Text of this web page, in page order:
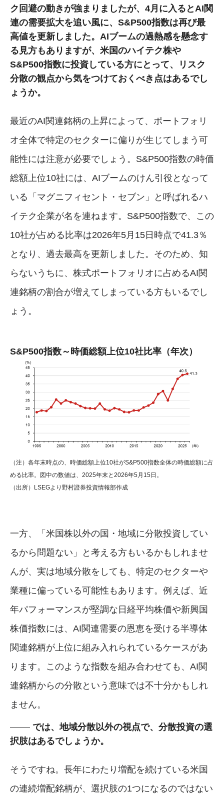
ク回避の動きが強まりましたが、4月に入るとAI関
連の需要拡大を追い風に、S&P500指数は再び最
高値を更新しました。AIブームの過熱感を懸念す
る見方もありますが、米国のハイテク株や
S&P500指数に投資している方にとって、リスク
分散の観点から気をつけておくべき点はあるでし
ょうか。
最近のAI関連銘柄の上昇によって、ポートフォリ
オ全体で特定のセクターに偏りが生じてしまう可
能性には注意が必要でしょう。S&P500指数の時価
総額上位10社には、AIブームのけん引役となって
いる「マグニフィセント・セブン」と呼ばれるハ
イテク企業が名を連ねます。S&P500指数で、この
10社が占める比率は2026年5月15日時点で41.3％
となり、過去最高を更新しました。そのため、知
らないうちに、株式ポートフォリオに占めるAI関
連銘柄の割合が増えてしまっている方もいるでし
ょう。
S&P500指数～時価総額上位10社比率（年次）
（注）各年末時点の、時価総額上位10社がS&P500指数全体の時価総額に占
める比率。図中の数値は、2025年末と2026年5月15日。
（出所）LSEGより野村證券投資情報部作成
一方、「米国株以外の国・地域に分散投資してい
るから問題ない」と考える方もいるかもしれませ
んが、実は地域分散をしても、特定のセクターや
業種に偏っている可能性もあります。例えば、近
年パフォーマンスが堅調な日経平均株価や新興国
株価指数には、AI関連需要の恩恵を受ける半導体
関連銘柄が上位に組み入れられているケースがあ
ります。このような指数を組み合わせても、AI関
連銘柄からの分散という意味では不十分かもしれ
ません。
では、地域分散以外の視点で、分散投資の選
択肢はあるでしょうか。
そうですね。長年にわたり増配を続けている米国
の連続増配銘柄が、選択肢の1つになるのではない